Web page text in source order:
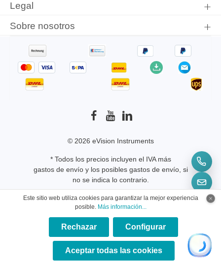
Legal
Sobre nosotros
© 2026 eVision Instruments
* Todos los precios incluyen el IVA más
gastos de envíoy los posibles gastos de envío, si
no se indica lo contrario.
Este sitio web utiliza cookies para garantizar la mejor experiencia
posible. Más información...
Rechazar Configurar
Aceptar todas las cookies